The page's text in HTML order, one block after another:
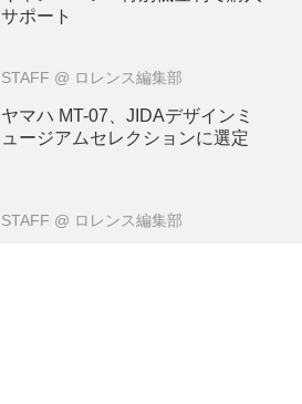
サポート
STAFF @ ロレンス編集部
ヤマハ MT-07、JIDAデザインミ
ュージアムセレクションに選定
STAFF @ ロレンス編集部